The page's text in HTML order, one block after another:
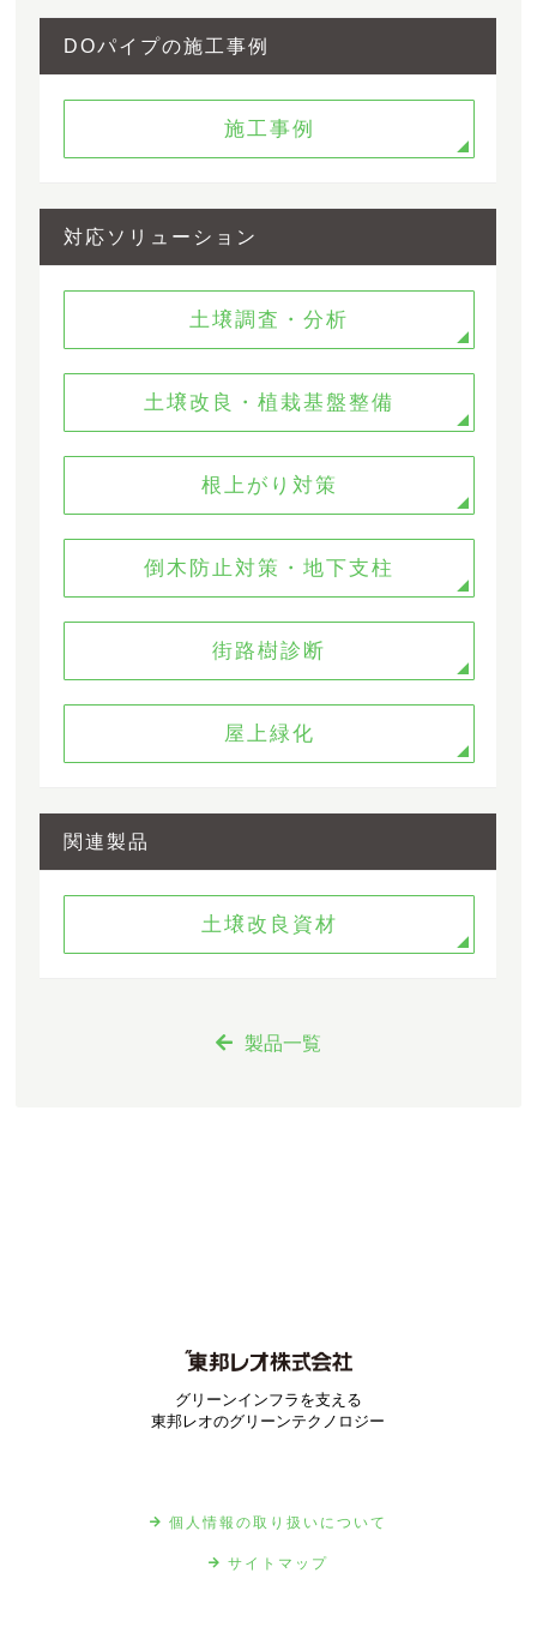
DOパイプの施工事例
施工事例
対応ソリューション
土壌調査・分析
土壌改良・植栽基盤整備
根上がり対策
倒木防止対策・地下支柱
街路樹診断
屋上緑化
関連製品
土壌改良資材
製品一覧
グリーンインフラを支える
東邦レオのグリーンテクノロジー
個人情報の取り扱いについて
サイトマップ